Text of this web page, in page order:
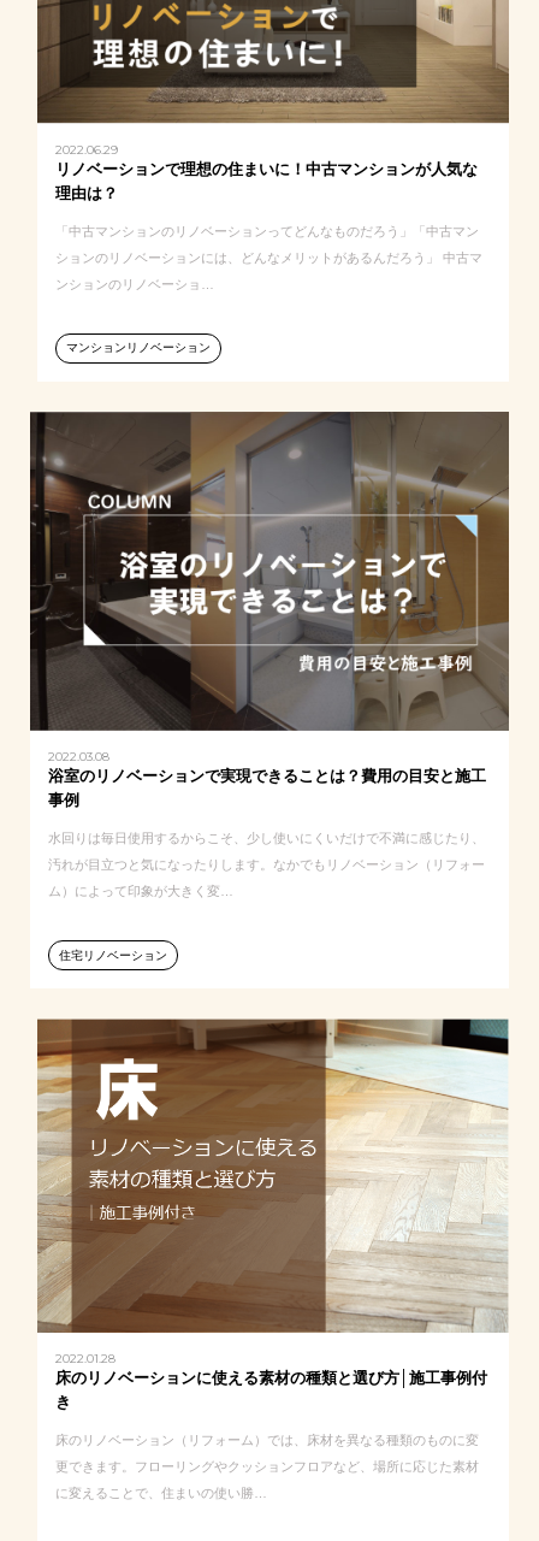
2022.06.29
リノベーションで理想の住まいに！中古マンションが人気な
理由は？
「中古マンションのリノベーションってどんなものだろう」「中古マン
ションのリノベーションには、どんなメリットがあるんだろう」 中古マ
ンションのリノベーショ…
マンションリノベーション
2022.03.08
浴室のリノベーションで実現できることは？費用の目安と施工
事例
水回りは毎日使用するからこそ、少し使いにくいだけで不満に感じたり、
汚れが目立つと気になったりします。なかでもリノベーション（リフォー
ム）によって印象が大きく変…
住宅リノベーション
2022.01.28
床のリノベーションに使える素材の種類と選び方│施工事例付
き
床のリノベーション（リフォーム）では、床材を異なる種類のものに変
更できます。フローリングやクッションフロアなど、場所に応じた素材
に変えることで、住まいの使い勝…